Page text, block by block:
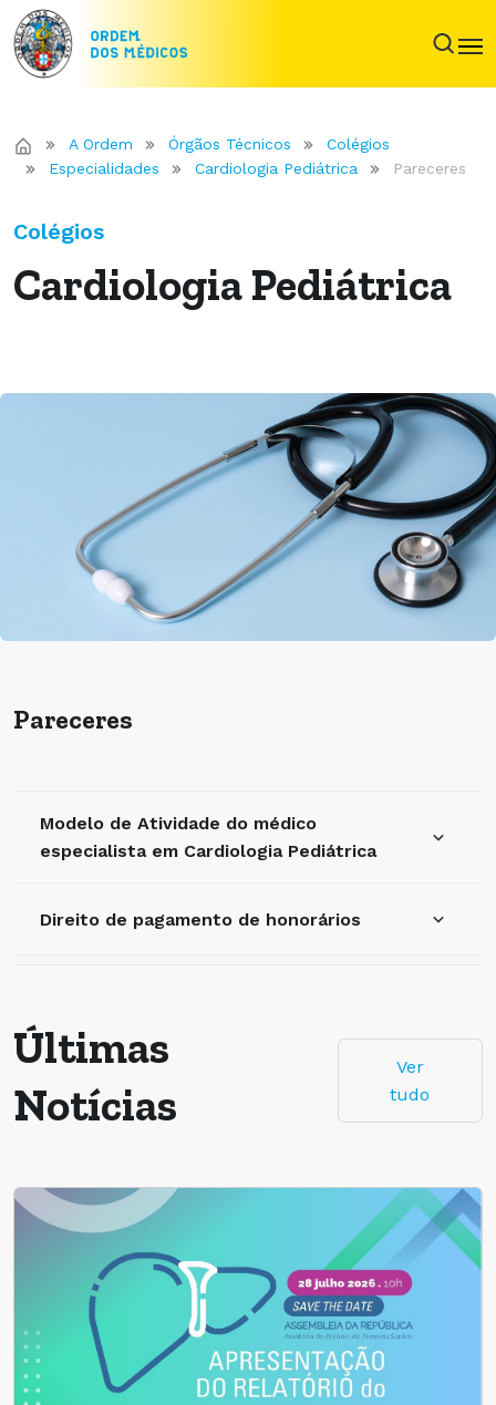
A Ordem Órgãos Técnicos
Colégios
Especialidades
Cardiologia Pediátrica Pareceres
Colégios
Cardiologia Pediátrica
Pareceres
Modelo de Atividade do médico
especialista em Cardiologia Pediátrica
Direito de pagamento de honorários
Últimas
Notícias
Ver
tudo